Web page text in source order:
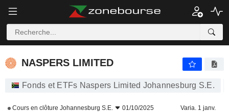
NASPERS LIMITED
NASPERS LIMITED
Fonds et ETFs Naspers Limited Johannesburg S.E.
Cours en clôture Johannesburg S.E. 01/10/2025 Varia. 1 janv.